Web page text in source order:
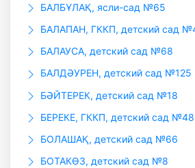
БАЛБҰЛАҚ, ясли-сад №65
БАЛАПАН, ГККП, детский сад
БАЛАУСА, детский сад №68
БАЛДӘУРЕН, детский сад №125
БӘЙТЕРЕК, детский сад №18
БЕРЕКЕ, ГККП, детский сад №48
БОЛАШАҚ, детский сад №66
БОТАКӨЗ, детский сад №8